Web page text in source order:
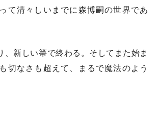
て清々しいまでに森博嗣の世界であ
、新しい箒で終わる。そしてまた始ま
切なさも超えて、まるで魔法のよう